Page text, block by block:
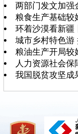
两部门发文加强
粮食生产基础
环着沙漠看新疆
城市乡村特色游
粮油生产开局
人力资源社会
我国脱贫攻坚成